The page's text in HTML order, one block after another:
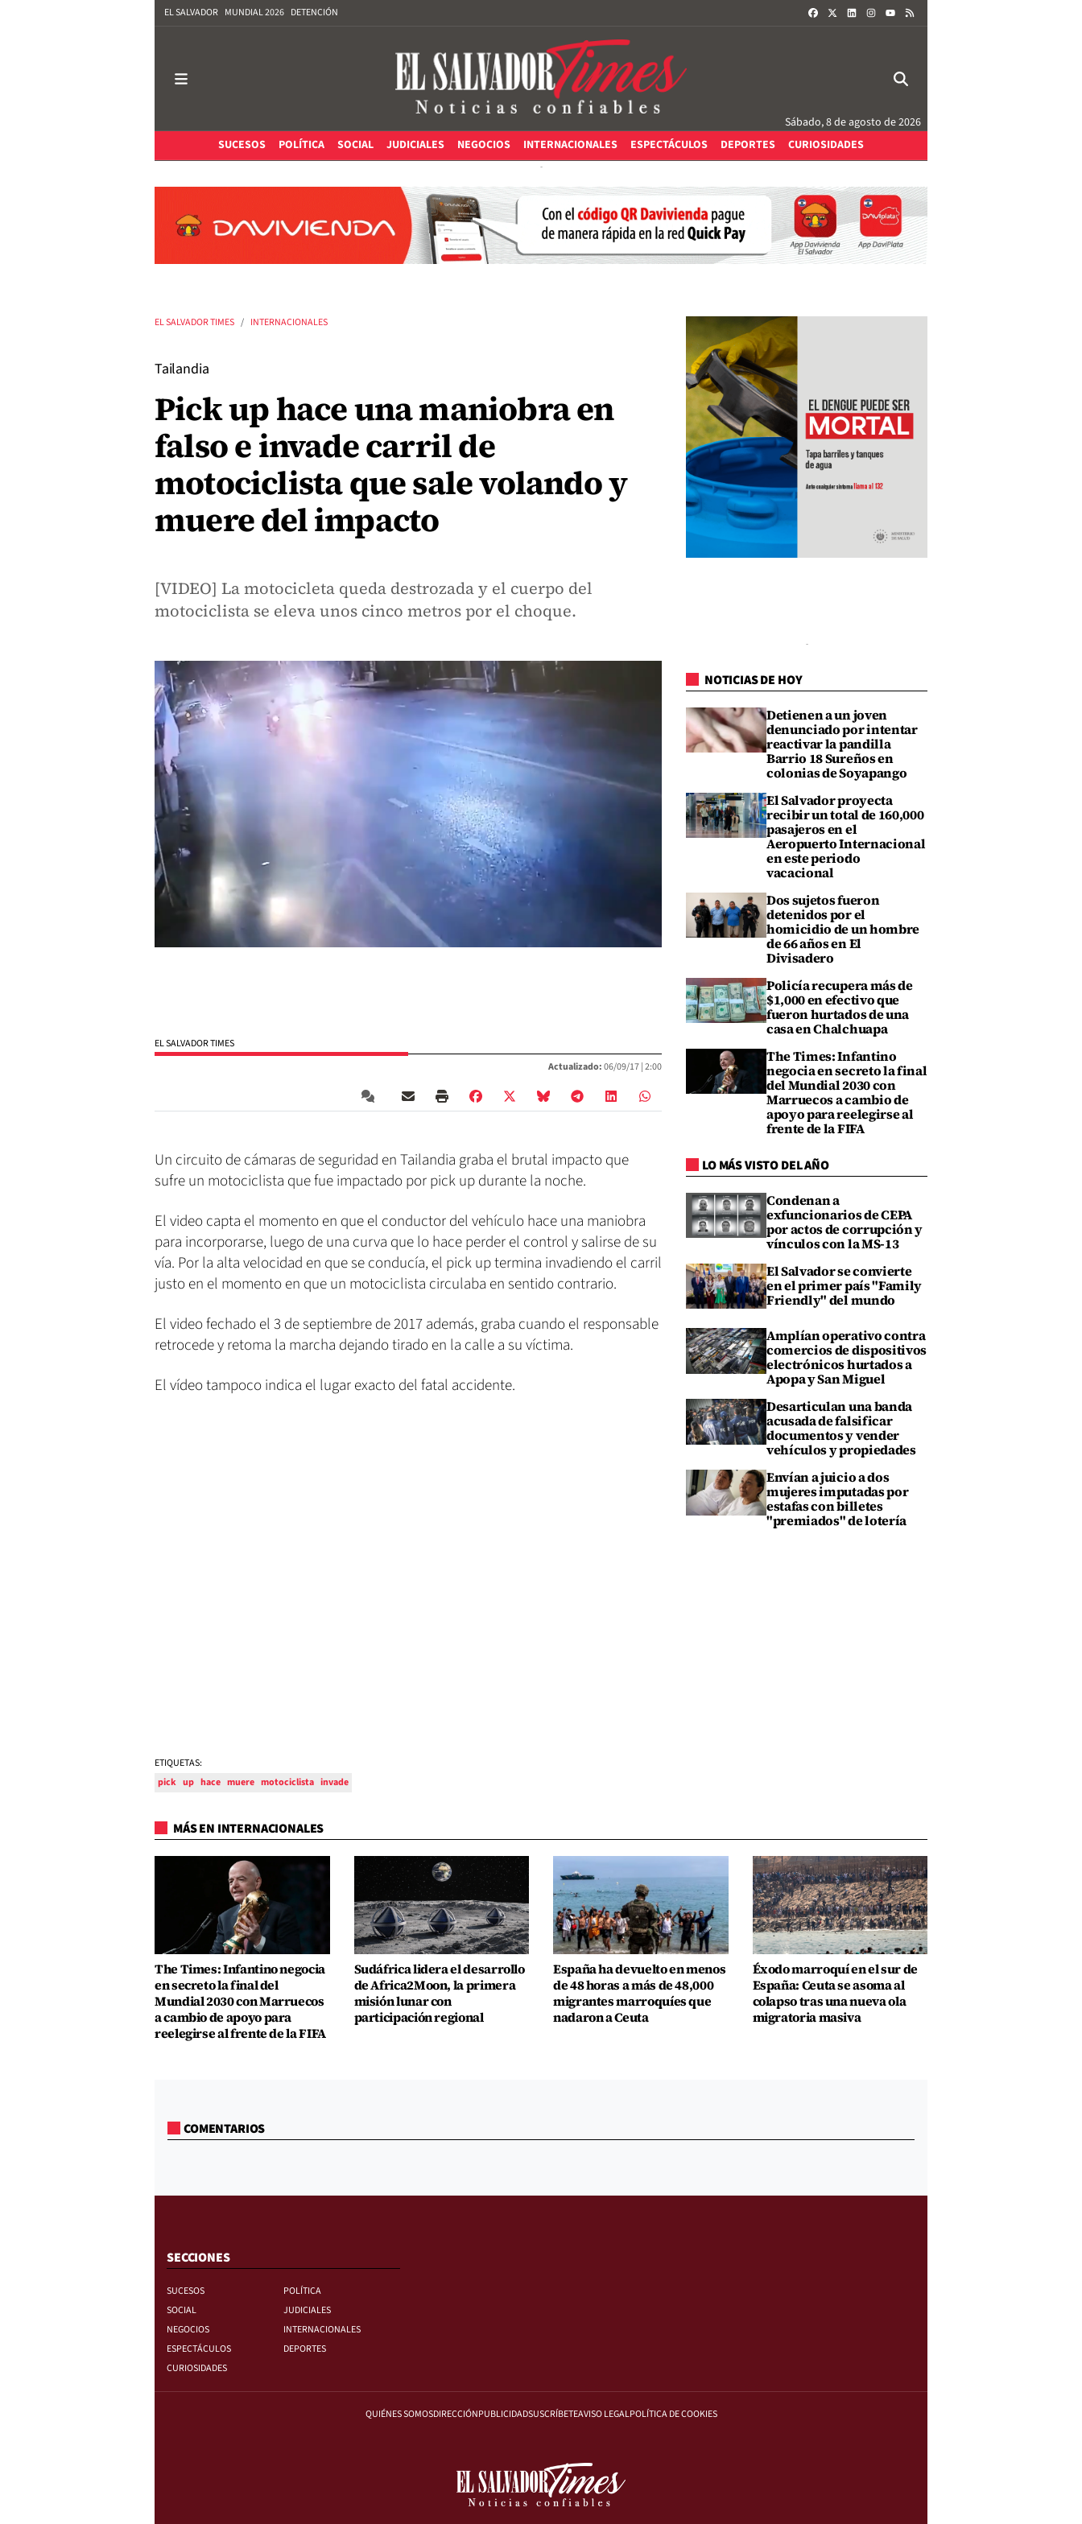
EL SALVADOR MUNDIAL 2026 DETENCIÓN FACEBOOKLINKEDININSTAGRAM
Sábado, 8 de agosto de 2026
SUCESOS
POLÍTICA SOCIAL JUDICIALES NEGOCIOS INTERNACIONALES ESPECTÁCULOS DEPORTES CURIOSIDADES
EL SALVADOR TIMES INTERNACIONALES
Tailandia
Pick up hace una maniobra en
falso e invade carril de
motociclista que sale volando y
muere del impacto
[VIDEO] La motocicleta queda destrozada y el cuerpo del
motociclista se eleva unos cinco metros por el choque.
EL SALVADOR TIMES
Actualizado:06/09/17 |2:00
Un circuito de cámaras de seguridad en Tailandia graba el brutal impacto que
sufre un motociclista que fue impactado por pick up durante la noche.
El video capta el momento en que el conductor del vehículo hace una maniobra
para incorporarse, luego de una curva que lo hace perder el control y salirse de su
vía. Por la alta velocidad en que se conducía, el pick up termina invadiendo el carril
justo en el momento en que un motociclista circulaba en sentido contrario.
El video fechado el 3 de septiembre de 2017 además, graba cuando el responsable
retrocede y retoma la marcha dejando tirado en la calle a su víctima.
El vídeo tampoco indica el lugar exacto del fatal accidente.
ETIQUETAS:
pick up hace muere motociclista invade
NOTICIAS DE HOY
Detienen a un joven
denunciado por intentar
reactivar la pandilla
Barrio 18 Sureños en
colonias de Soyapango
El Salvador proyecta
recibir un total de 160,000
pasajeros en el
Aeropuerto Internacional
en este periodo
vacacional
Dos sujetos fueron
detenidos por el
homicidio de un hombre
de 66 años en El
Divisadero
Policía recupera más de
$1,000 en efectivo que
fueron hurtados de una
casa en Chalchuapa
The Times: Infantino
negocia en secreto la final
del Mundial 2030 con
Marruecos a cambio de
apoyo para reelegirse al
frente de la FIFA
LO MÁS VISTO DEL AÑO
Condenan a
exfuncionarios de CEPA
por actos de corrupción y
vínculos con la MS-13
El Salvador se convierte
en el primer país "Family
Friendly" del mundo
Amplían operativo contra
comercios de dispositivos
electrónicos hurtados a
Apopa y San Miguel
Desarticulan una banda
acusada de falsificar
documentos y vender
vehículos y propiedades
Envían a juicio a dos
mujeres imputadas por
estafas con billetes
"premiados" de lotería
MÁS EN INTERNACIONALES
The Times: Infantino negocia
en secreto la final del
Mundial 2030 con Marruecos
a cambio de apoyo para
reelegirse al frente de la FIFA
Sudáfrica lidera el desarrollo
de Africa2Moon, la primera
misión lunar con
participación regional
España ha devuelto en menos
de 48 horas a más de 48,000
migrantes marroquíes que
nadaron a Ceuta
Éxodo marroquí en el sur de
España: Ceuta se asoma al
colapso tras una nueva ola
migratoria masiva
COMENTARIOS
SECCIONES
SUCESOS
POLÍTICA
SOCIAL
JUDICIALES
NEGOCIOS
INTERNACIONALES
ESPECTÁCULOS
DEPORTES
CURIOSIDADES
QUIÉNES SOMOSDIRECCIÓNPUBLICIDADSUSCRÍBETEAVISO LEGALPOLÍTICA DE COOKIES